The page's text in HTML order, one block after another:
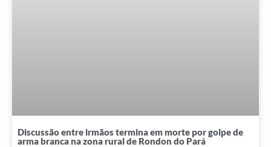
Discussão entre irmãos termina em morte por golpe de
arma branca na zona rural de Rondon do Pará